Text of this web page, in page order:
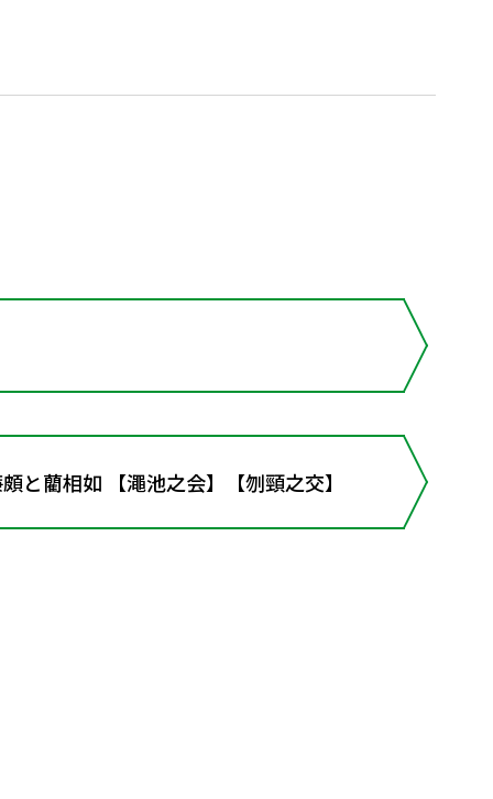
と藺相如 【澠池之会】【刎頸之交】